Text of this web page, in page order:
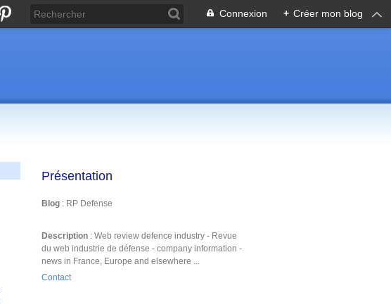
Connexion + Créer mon blog
Présentation
Blog : RP Defense
Description : Web review defence industry - Revue
du web industrie de défense - company information -
news in France, Europe and elsewhere ...
Contact